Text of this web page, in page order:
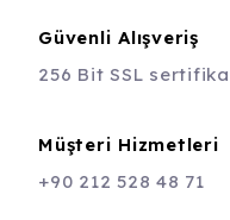
Güvenli Alışveriş
256 Bit SSL
Müşteri Hizmetleri
+90 212 528 48 71